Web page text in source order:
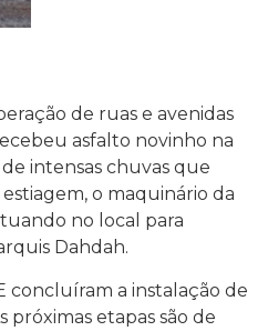
de ruas e avenidas
asfalto novinho na
intensas chuvas que
o maquinário da
no local para
Dahdah.
concluíram a instalação de
etapas são de